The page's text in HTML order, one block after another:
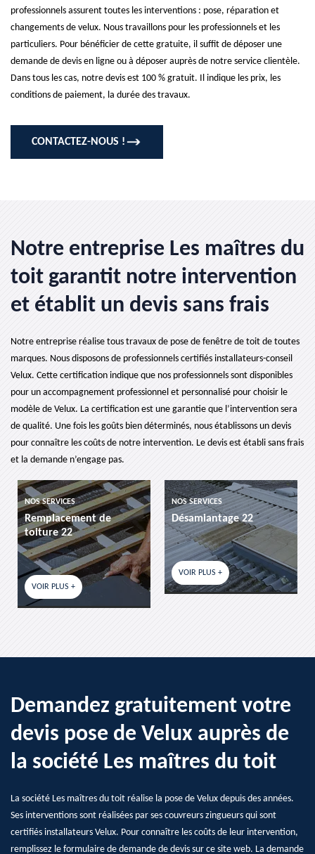
professionnels assurent toutes les interventions : pose, réparation et
changements de velux. Nous travaillons pour les professionnels et les
particuliers. Pour bénéficier de cette gratuite, il suffit de déposer une
demande de devis en ligne ou à déposer auprès de notre service clientèle.
Dans tous les cas, notre devis est 100 % gratuit. Il indique les prix, les
conditions de paiement, la durée des travaux.
CONTACTEZ-NOUS !
Notre entreprise Les maîtres du
toit garantit notre intervention
et établit un devis sans frais
Notre entreprise réalise tous travaux de pose de fenêtre de toit de toutes
marques. Nous disposons de professionnels certifiés installateurs-conseil
Velux. Cette certification indique que nos professionnels sont disponibles
pour un accompagnement professionnel et personnalisé pour choisir le
modèle de Velux. La certification est une garantie que l’intervention sera
de qualité. Une fois les goûts bien déterminés, nous établissons un devis
pour connaître les coûts de notre intervention. Le devis est établi sans frais
et la demande n’engage pas.
NOS SERVICES
Remplacement de
toiture 22
VOIR PLUS +
NOS SERVICES
Désamiantage 22
VOIR PLUS +
Demandez gratuitement votre
devis pose de Velux auprès de
la société Les maîtres du toit
La société Les maîtres du toit réalise la pose de Velux depuis des années.
Ses interventions sont réalisées par ses couvreurs zingueurs qui sont
certifiés installateurs Velux. Pour connaître les coûts de leur intervention,
remplissez le formulaire de demande de devis sur ce site web. La demande